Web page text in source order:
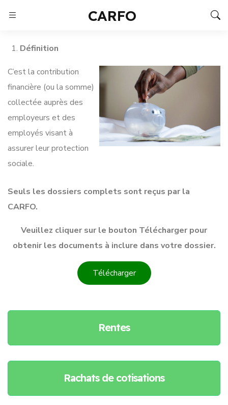
CARFO
Définition
C’est la contribution
financière (ou la somme)
collectée auprès des
employeurs et des
employés visant à
assurer leur protection
sociale.
Seuls les dossiers complets sont reçus par la
CARFO.
Veuillez cliquer sur le bouton Télécharger pour
obtenir les documents à inclure dans votre dossier.
Télécharger
Rentes
Rachats de cotisations